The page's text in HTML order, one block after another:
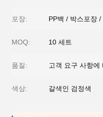
포장: PP백 / 박스포장 /
MOQ: 10 세트
품질: 고객 요구 사항에
색상: 갈색인 검정색